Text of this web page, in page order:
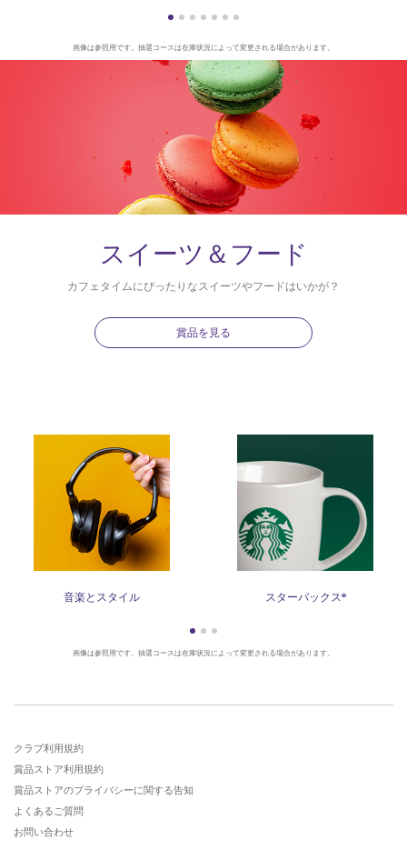
画像は参照用です。抽選コースは在庫状況によって変更される場合があります。
スイーツ＆フード
カフェタイムにぴったりなスイーツやフードはいかが？
賞品を見る
音楽とスタイル スターバックス®
画像は参照用です。抽選コースは在庫状況によって変更される場合があります。
クラブ利用規約
賞品ストア利用規約
賞品ストアのプライバシーに関する告知
よくあるご質問
お問い合わせ